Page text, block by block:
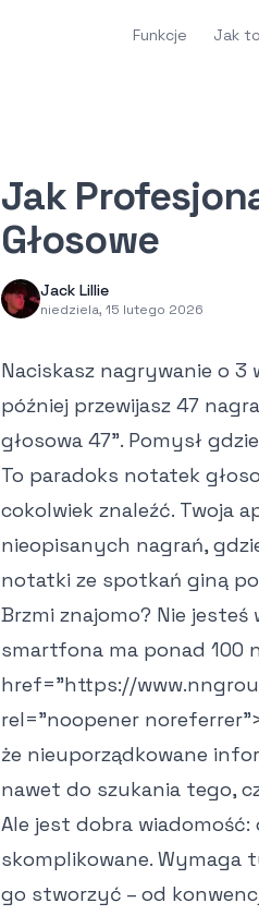
Funkcje Jak
Jak
Głosowe
Jack Lillie
niedziela, 15 lutego 2026
Naciskasz nagrywanie o
później przewijasz 47
głosowa 47". Pomysł
To paradoks notatek
cokolwiek znaleźć. Twoja
nieopisanych nagrań,
notatki ze spotkań giną
Brzmi znajomo? Nie
smartfona ma ponad 100
href="https://
rel="noopener
że nieuporządkowane
nawet do szukania tego,
Ale jest dobra
skomplikowane. Wymaga
go stworzyć – od